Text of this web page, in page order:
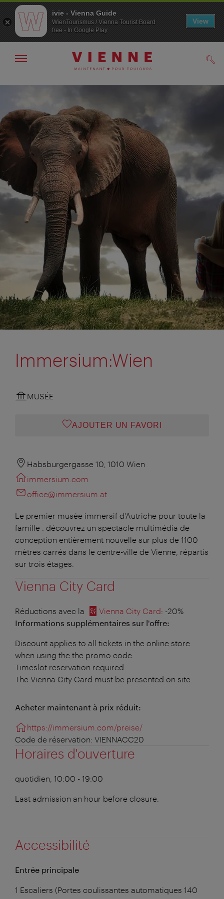
Navigation
Contenu
Afficher
la
Immersium:Wien
MUSÉE
AJOUTER UN FAVORI
Habsburgergasse 10, 1010 Wien
immersium.com
office@immersium.at
Le premier musée immersif d'Autriche pour toute la
famille : découvrez un spectacle multimédia de
conception entièrement nouvelle sur plus de 1100
mètres carrés dans le centre-ville de Vienne, répartis
sur trois étages.
Vienna City Card
Réductions avec la Vienna City Card: -20%
Informations supplémentaires sur l'offre:
Discount applies to all tickets in the online store
when using the the promo code.
Timeslot reservation required.
The Vienna City Card must be presented on site.
Acheter maintenant à prix réduit:
https://immersium.com/preise/
Code de réservation: VIENNACC20
Horaires d'ouverture
quotidien, 10:00 - 19:00
Last admission an hour before closure.
Accessibilité
Entrée principale
1 Escaliers (Portes coulissantes automatiques 140
ivie - Vienna Guide
WienTourismus / Vienna Tourist Board
free - In Google Play
View